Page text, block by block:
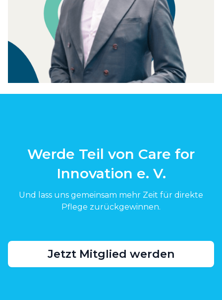
Werde Teil von Care for
Innovation e. V.
Und lass uns gemeinsam mehr Zeit für direkte
Pflege zurückgewinnen.
Jetzt Mitglied werden